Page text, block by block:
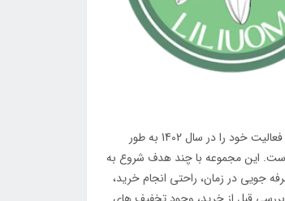
وب سایت لیلیوم فعالیت خود را در سال 1402 به طور
این مجموعه با چند هدف شروع به
جویی در زمان، راحتی انجام خرید،